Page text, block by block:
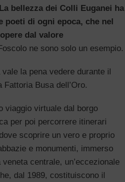
La bellezza dei Colli Euganei ha
di ogni epoca, che nel
dal valore
ne sono solo un esempio.
la pena vedere durante il
Busa dell’Oro.
viaggio virtuale dal borgo
per poi percorrere itinerari
scoprire un vero e proprio
e monumenti, immerso
centrale, un’eccezionale
dal 1989, costituiscono il